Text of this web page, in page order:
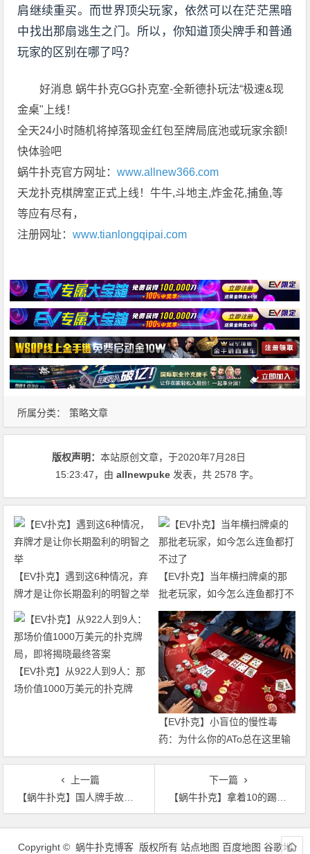
肩继续重买。而世界顶尖玩家，依然可以在茫茫黑暗
中找出那扇逃生之门。所以，你知道顶尖牌手和普通
玩家的区别在哪了吗？
好消息 蜗牛扑克GG扑克室-全新德扑玩法“极速&现
金桌"上线！
全天24小时随机将掉落现金红包至牌局底池或玩家余额!
快体验吧
蜗牛扑克官方网址：www.allnew366.com
天龙扑克棋牌室正式上线！牛牛,斗地主,炸金花,捕鱼,等
等应有尽有，
注册网址：www.tianlongqipai.com
所属分类： 策略文章
版权声明：本站原创文章，于2020年7月28日
15:23:47，由allnewpuke 发表，共 2578 字。
【EV扑克】遇到这6种情况，弃
牌才是让你长期盈利的明智之举
【EV扑克】当年横扫牌桌的那
批老玩家，如今怎么连鱼都打不
过了
【EV扑克】从922人到9人：那
场价值1000万美元的扑克牌
【EV扑克】小盲位的慢性毒
药：为什么你的ATo总在这里输
钱？
上一篇
【蜗牛扑克】国人牌手故事 | 崛起于国家杯的纪夏青！
下一篇
【蜗牛扑克】拿着10的踢脚抓诈唬，居然还让他成功了
文
Copyright © 蜗牛扑克博客 版权所有 站点地图 百度地图 谷歌地